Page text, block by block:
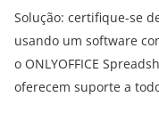
Solução: certifique-se
usando um software
o ONLYOFFICE
oferecem suporte a